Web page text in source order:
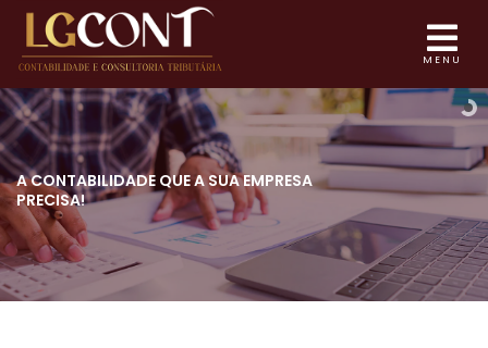
MENU
A CONTABILIDADE QUEA SUA EMPRESA
PRECISA!